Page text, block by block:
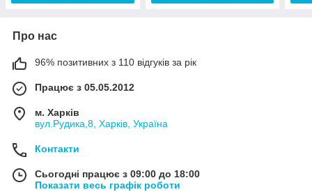
Про нас
96% позитивних з 110 відгуків за рік
Працює з 05.05.2012
м. Харків
вул.Рудика,8, Харків, Україна
Контакти
Сьогодні працює з 09:00 до 18:00
Показати весь графік роботи